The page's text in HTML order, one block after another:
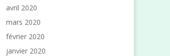
avril 2020
mars 2020
février 2020
janvier 2020